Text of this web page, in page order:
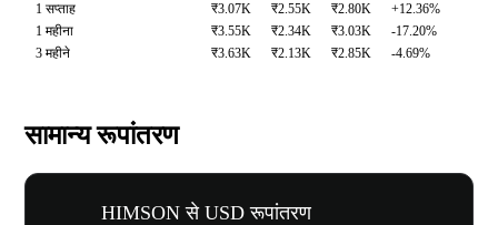
1 सप्ताह
₹3.07K ₹2.55K ₹2.80K
+12.36%
1 महीना
₹3.55K ₹2.34K ₹3.03K
-17.20%
3 महीने
₹3.63K ₹2.13K ₹2.85K -4.69%
सामान्य रूपांतरण
HIMSON से USD रूपांतरण